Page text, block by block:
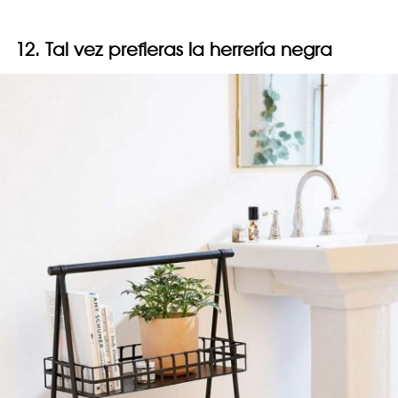
12. Tal vez prefieras la herrería negra